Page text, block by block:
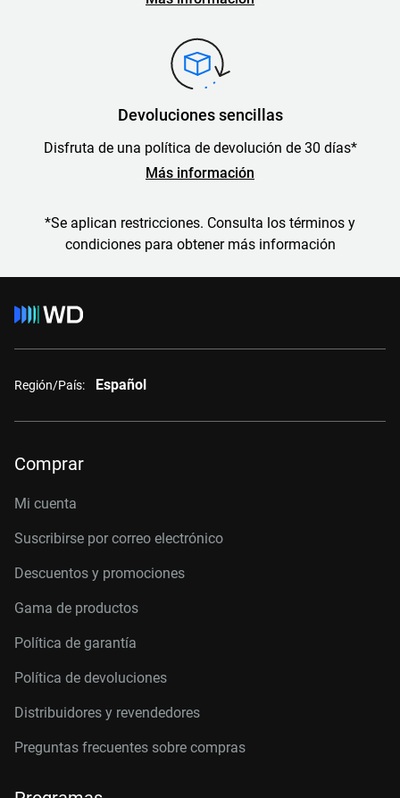
Devoluciones sencillas
Disfruta de una política de devolución de 30 días*
Más información
*Se aplican restricciones. Consulta los términos y
condiciones para obtener más información
Región/País: Español
Comprar
Mi cuenta
Suscribirse por correo electrónico
Descuentos y promociones
Gama de productos
Política de garantía
Política de devoluciones
Distribuidores y revendedores
Preguntas frecuentes sobre compras